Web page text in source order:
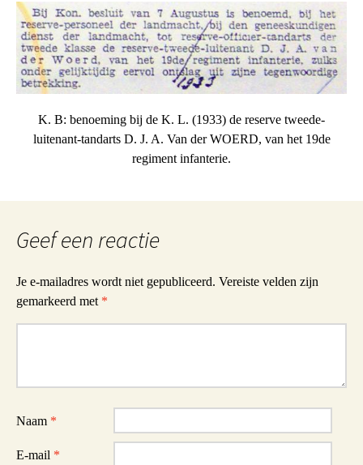
K. B: benoeming bij de K. L. (1933) de reserve tweede-
luitenant-tandarts D. J. A. Van der WOERD, van het 19de
regiment infanterie.
Geef een reactie
Je e-mailadres wordt niet gepubliceerd. Vereiste velden zijn
gemarkeerd met *
Naam *
E-mail *